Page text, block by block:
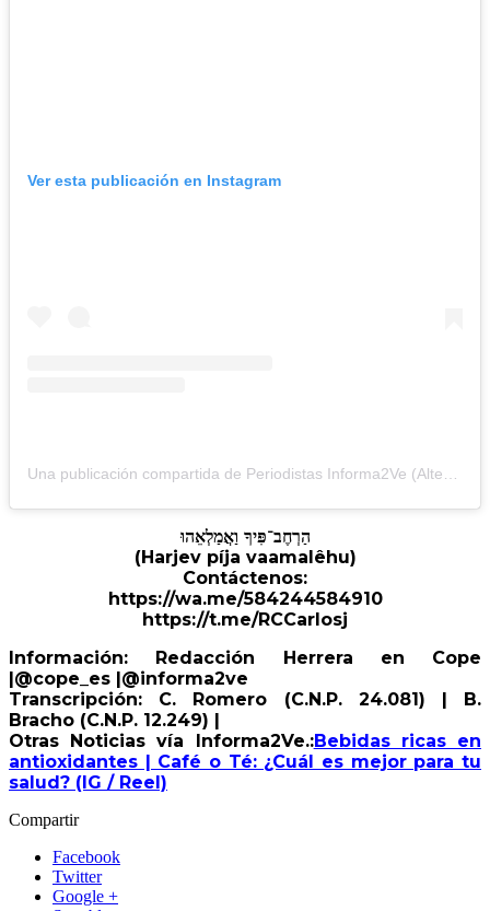
Ver esta publicación en Instagram
הַרְחֶב־פִּיךָ וַאֲמַלְאֵהוּ
(Harjev píja vaamalêhu)
Contáctenos:
https://wa.me/584244584910
https://t.me/RCCarlosj
Información: Redacción Herrera en Cope
|@cope_es |@informa2ve
Transcripción: C. Romero (C.N.P. 24.081) | B.
Bracho (C.N.P. 12.249) |
Otras Noticias vía Informa2Ve.:Bebidas ricas en
antioxidantes | Café o Té: ¿Cuál es mejor para tu
salud? (IG / Reel)
Compartir
Facebook
Twitter
Google +